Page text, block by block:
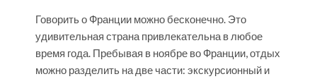
Говорить о Франции можно бесконечно. Это
удивительная страна привлекательна в любое
время года. Пребывая в ноябре во Франции, отдых
можно разделить на две части: экскурсионный и